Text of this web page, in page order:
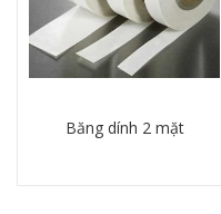
Băng dính 2 mặt